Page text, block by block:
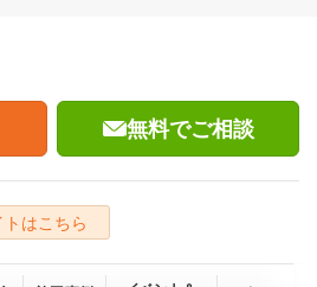
無料でご相談
はこちら